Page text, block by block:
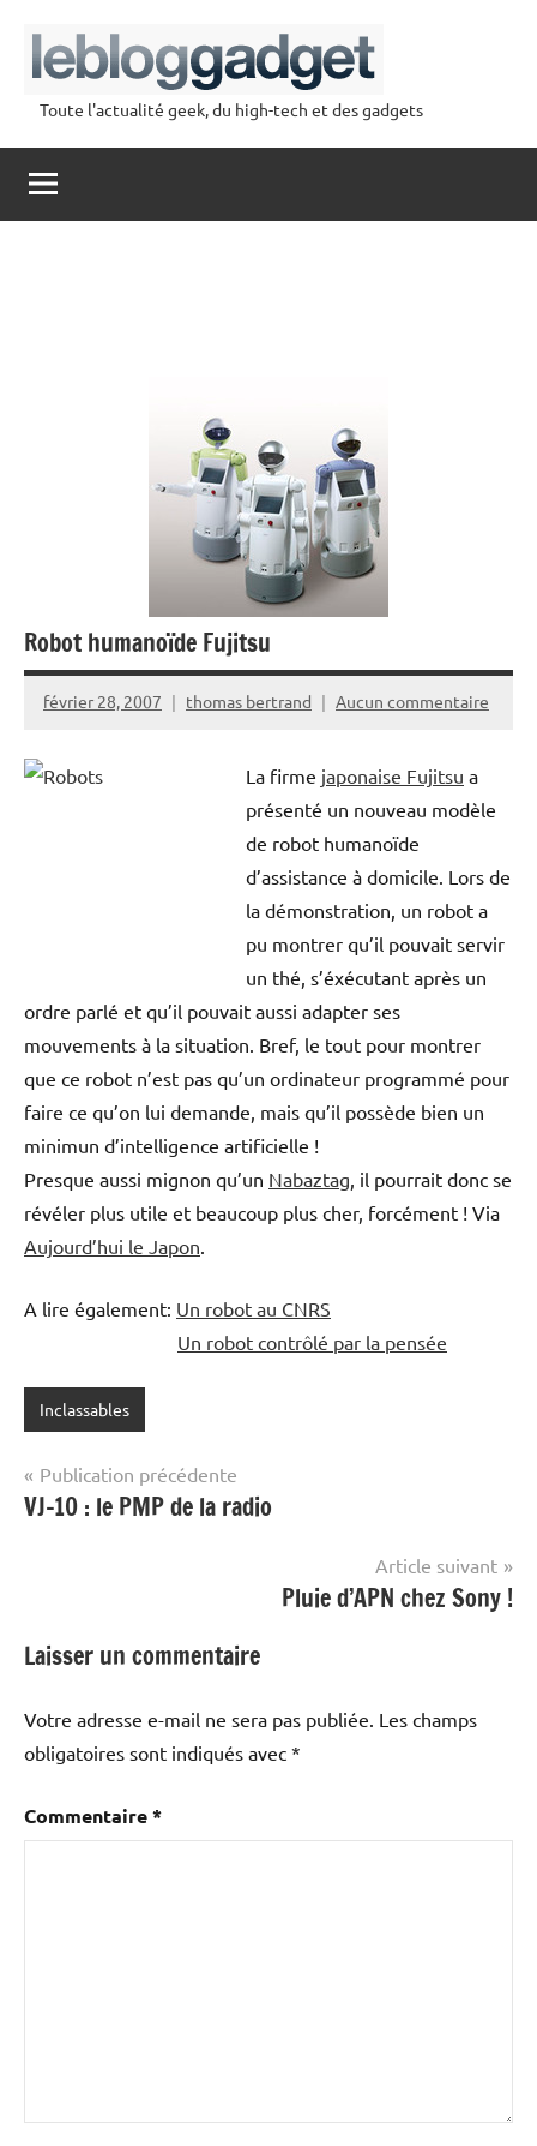
contenu
lebloggadget
Toute l'actualité geek, du high-tech et des gadgets
Robot humanoïde Fujitsu
février 28, 2007 thomas bertrand Aucun commentaire
La firme japonaise Fujitsu a
présenté un nouveau modèle
de robot humanoïde
d’assistance à domicile. Lors de
la démonstration, un robot a
pu montrer qu’il pouvait servir
un thé, s’éxécutant après un
ordre parlé et qu’il pouvait aussi adapter ses
mouvements à la situation. Bref, le tout pour montrer
que ce robot n’est pas qu’un ordinateur programmé pour
faire ce qu’on lui demande, mais qu’il possède bien un
minimun d’intelligence artificielle !
Presque aussi mignon qu’un Nabaztag , il pourrait donc se
révéler plus utile et beaucoup plus cher, forcément ! Via
Aujourd’hui le Japon
A lire également: Un robot au CNRS
Un robot contrôlé par la pensée
Inclassables
Navigation
de
Publication précédente
VJ-10 : le PMP de la radio
Article suivant
Pluie d’APN chez Sony !
Laisser un commentaire
Votre adresse e-mail ne sera pas publiée. Les champs
obligatoires sont indiqués avec *
Commentaire*